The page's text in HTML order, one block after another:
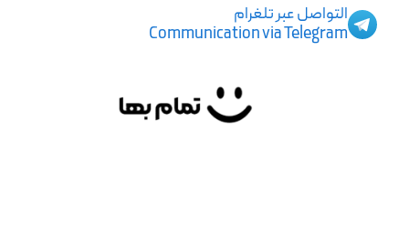
التواصل عبر تلغرام
Communication via Telegram